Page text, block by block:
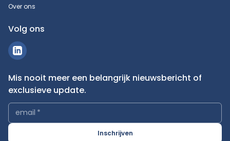
Over ons
Volg ons
Mis nooit meer een belangrijk nieuwsbericht of
exclusieve update.
email *
Inschrijven